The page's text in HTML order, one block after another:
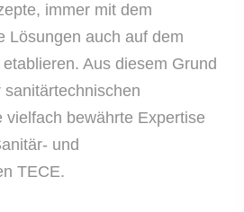
immer mit dem
Lösungen auch auf dem
Aus diesem Grund
vielfach bewährte Expertise
und
TECE.